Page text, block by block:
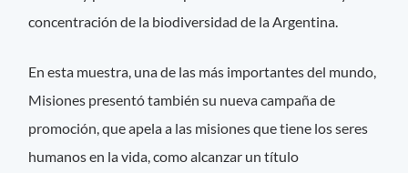
concentración de la biodiversidad de la Argentina.
En esta muestra, una de las más importantes del mundo,
Misiones presentó también su nueva campaña de
promoción, que apela a las misiones que tiene los seres
humanos en la vida, como alcanzar un título